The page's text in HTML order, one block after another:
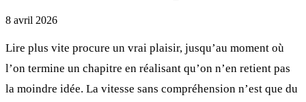
8 avril 2026
Lire plus vite procure un vrai plaisir, jusqu’au moment où
l’on termine un chapitre en réalisant qu’on n’en retient pas
la moindre idée. La vitesse sans compréhension n’est que du